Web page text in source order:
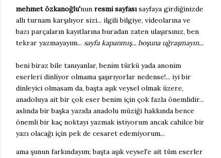
mehmet özkanoğlu'nun resmi sayfasısayfaya girdiğinizde
allı turnam karşılıyor sizi... ilgili bilgiye, videolarına ve
bazı parçaların kayıtlarına buradan zaten ulaşırsınız, ben
tekrar yazmayayım... sayfa kapanmış... boşuna uğraşmayın...
beni biraz bile tanıyanlar, benim türkü yada anonim
eserleri dinliyor olmama şaşırıyorlar nedense!... iyi bir
dinleyici olmasam da, başta aşık veysel olmak üzere,
anadoluya ait bir çok eser benim için çok fazla önemlidir...
aslında bir başka yazıda anadolu müziği hakkında bence
önemli bir kaç noktayı yazmak istiyorum ancak cahilce bir
yazı olacağı için pek de cesaret edemiyorum...
ama şunun farkındayım; başta aşık veysel'e ait tüm eserler